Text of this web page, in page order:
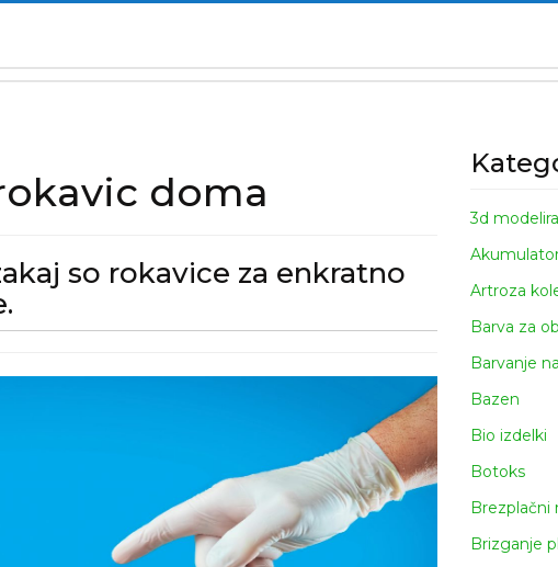
doma
so rokavice za enkratno
sem
enkratno
uporabo
3d
Artroza
Barva za
Barvanje
Bazen
Bio izdelki
Botoks
Brezplačni
Brizganje